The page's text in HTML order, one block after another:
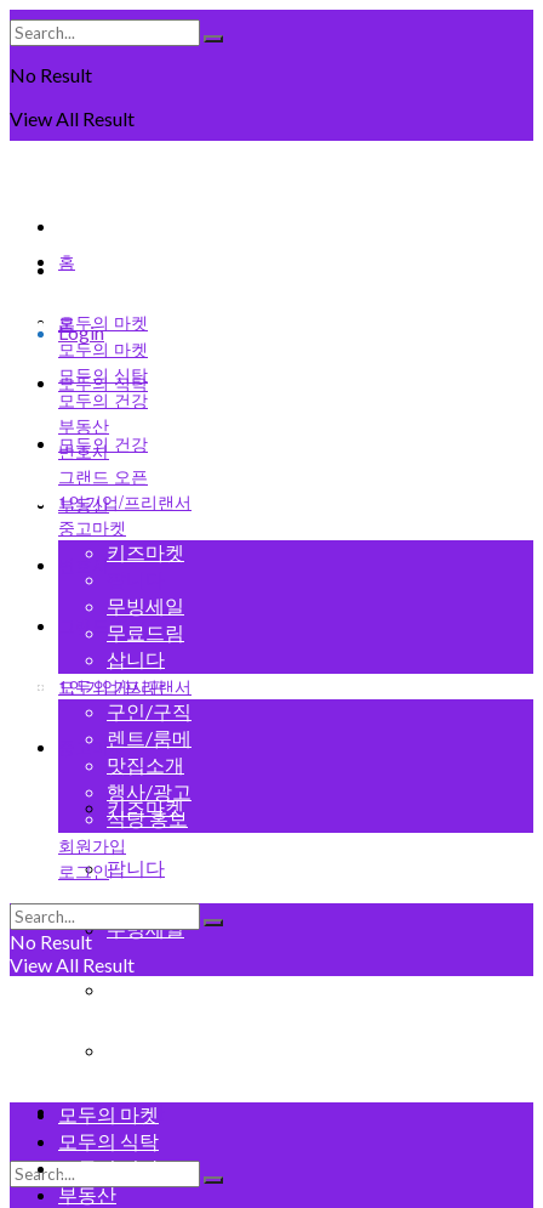
No Result
View All Result
로그인
Login
홈
모두의 마켓
모두의 식탁
모두의 건강
부동산
변호사
그랜드 오픈
1인기업/프리랜서
중고마켓
키즈마켓
팝니다
무빙세일
모두의 게시판
홈
모두의 마켓
모두의 식탁
모두의 건강
부동산
변호사
그랜드 오픈
1인기업/프리랜서
중고마켓
키즈마켓
무빙세일
무료드림
삽니다
모두의 게시판
구인/구직
렌트/룸메
맛집소개
행사/광고
식당 홍보
회원가입
로그인
No Result
View All Result
모두의 마켓
모두의 식탁
모두의 건강
부동산